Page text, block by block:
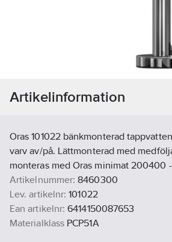
Artikelinformation
Oras 101022 bänkmonterad
varv av/på. Lättmonterad med
monteras med Oras minimat 200400
Artikelnummer: 8460300
Lev. artikelnr: 101022
Ean artikelnr: 6414150087653
Materialklass PCP51A